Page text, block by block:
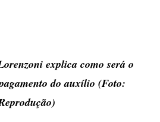
explica como será o
do auxílio (Foto: